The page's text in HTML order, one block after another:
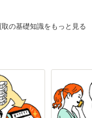
取の基礎知識をもっと見る